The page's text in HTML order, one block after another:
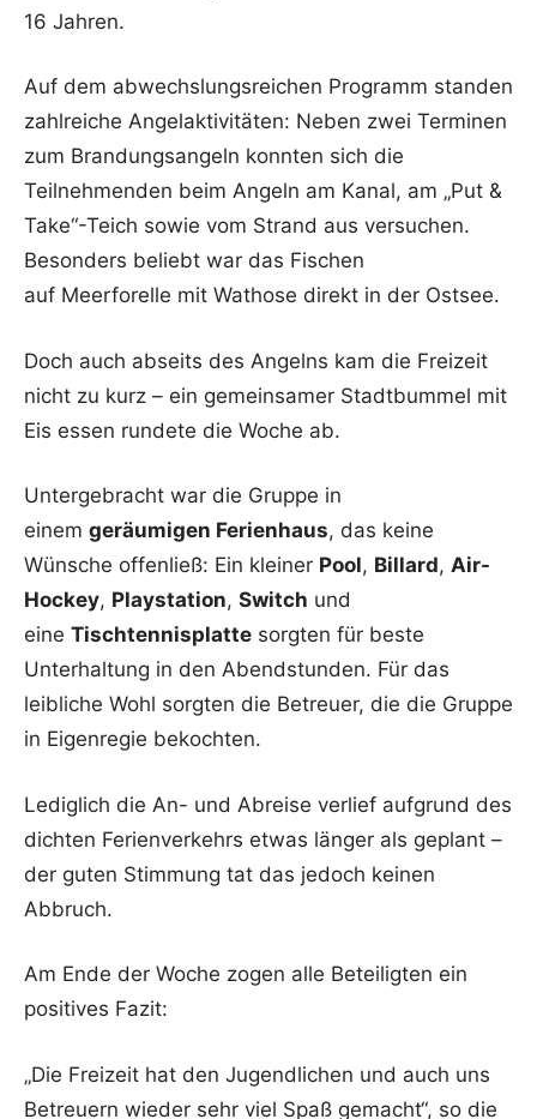
16 Jahren.
Auf dem abwechslungsreichen Programm standen
zahlreiche Angelaktivitäten: Neben zwei Terminen
zum Brandungsangeln konnten sich die
Teilnehmenden beim Angeln am Kanal, am „Put &
Take“-Teich sowie vom Strand aus versuchen.
Besonders beliebt war das Fischen
auf Meerforelle mit Wathose direkt in der Ostsee.
Doch auch abseits des Angelns kam die Freizeit
nicht zu kurz – ein gemeinsamer Stadtbummel mit
Eis essen rundete die Woche ab.
Untergebracht war die Gruppe in
einem geräumigen Ferienhaus, das keine
Wünsche offenließ: Ein kleiner Pool, Billard, Air-
Hockey, Playstation, Switch und
eine Tischtennisplatte sorgten für beste
Unterhaltung in den Abendstunden. Für das
leibliche Wohl sorgten die Betreuer, die die Gruppe
in Eigenregie bekochten.
Lediglich die An- und Abreise verlief aufgrund des
dichten Ferienverkehrs etwas länger als geplant –
der guten Stimmung tat das jedoch keinen
Abbruch.
Am Ende der Woche zogen alle Beteiligten ein
positives Fazit:
„Die Freizeit hat den Jugendlichen und auch uns
Betreuern wieder sehr viel Spaß gemacht“, so die